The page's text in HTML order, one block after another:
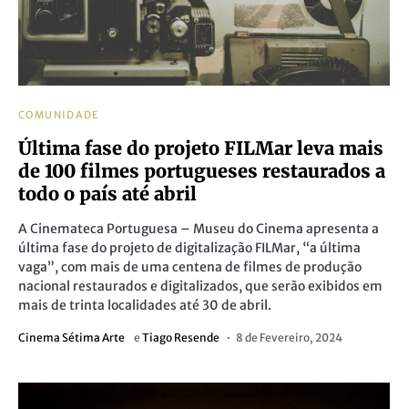
COMUNIDADE
Última fase do projeto FILMar leva mais
de 100 filmes portugueses restaurados a
todo o país até abril
A Cinemateca Portuguesa – Museu do Cinema apresenta a
última fase do projeto de digitalização FILMar, “a última
vaga”, com mais de uma centena de filmes de produção
nacional restaurados e digitalizados, que serão exibidos em
mais de trinta localidades até 30 de abril.
Cinema Sétima Arte e Tiago Resende 8 de Fevereiro, 2024